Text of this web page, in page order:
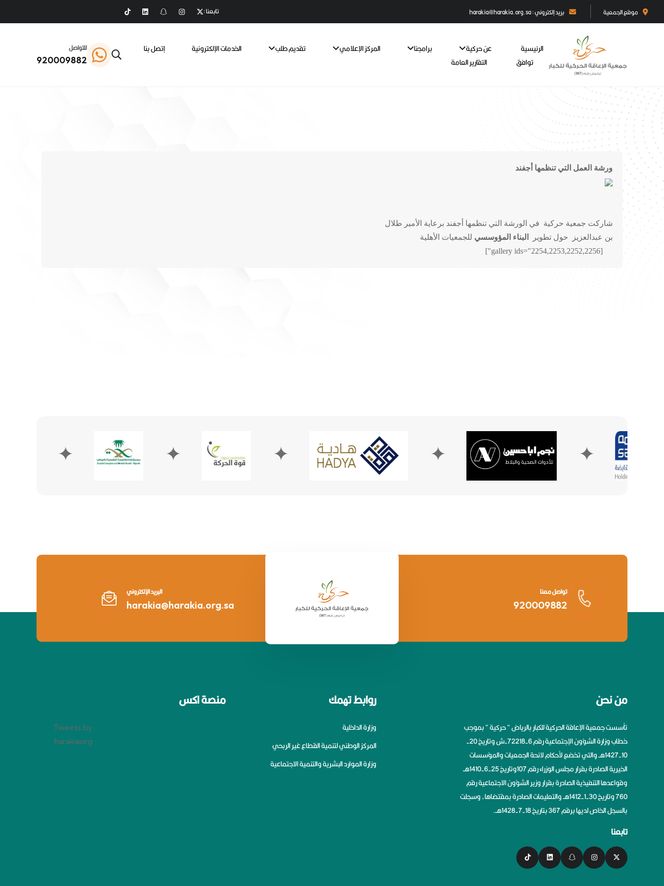
موقع الجمعية بريد إلكتروني : harakia@harakia.org.sa تابعنا :
الرئيسية عن حركية برامجنا المركز الإعلامي تقديم طلب الخدمات الإلكترونية
إتصل بنا
توافق
التقارير العامة
للتواصل
920009882
ورشة العمل التي تنظمها أجفند
شاركت جمعية حركية في الورشة التي تنظمها أجفند برعاية الأمير طلال
بن عبدالعزيز حول تطوير
البناء المؤوسسي للجمعيات الأهلية
[gallery ids="2254,2253,2252,2256"]
✦ ✦ ✦ ✦ ✦
تواصل معنا
920009882
البريد الإلكتروني
harakia@harakia.org.sa
من نحن
تأسست جمعية الإعاقة الحركية للكبار بالرياض ” حركية ” بموجب
خطاب وزارة الشؤون الإجتماعية رقم 6-72218-ش وتاريخ 20-
10-1427هــ والتي تخضع لأحكام لائحة الجمعيات والمؤسسات
الخيرية الصادرة بقرار مجلس الوزراء رقم 107وتاريخ 25-6-1410هــ
وقواعدها التنفيذية الصادرة بقرار وزير الشؤون الاجتماعية رقم
760 وتاريخ 30-1-1412هــ والتعليمات الصادرة بمقتضاها، وسجلت
بالسجل الخاص لديها برقم 367 بتاريخ 18-7-1428هــ.
تابعنا
روابط تهمك
وزارة الداخلية
المركز الوطني لتنمية القطاع غير الربحي
وزارة الموارد البشرية والتنمية الاجتماعية
منصة اكس
Tweets by
harakiaorg